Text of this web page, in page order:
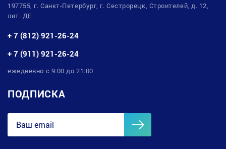
197755, г. Санкт-Петербург, г. Сестрорецк, Строителей, д. 12,
лит. ДЕ
+ 7 (812) 921-26-24
+ 7 (911) 921-26-24
ежедневно с 9:00 до 21:00
ПОДПИСКА